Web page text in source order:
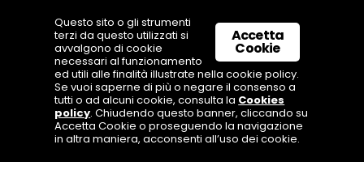
Accetta
Cookie
Questo sito o gli strumenti
terzi da questo utilizzati si
avvalgono di cookie
necessari al funzionamento
ed utili alle finalità illustrate nella cookie policy.
Se vuoi saperne di più o negare il consenso a
tutti o ad alcuni cookie, consulta la Cookies
policy. Chiudendo questo banner, cliccando su
Accetta Cookie o proseguendo la navigazione
in altra maniera, acconsenti all’uso dei cookie.